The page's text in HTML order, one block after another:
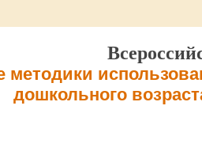
дошкольного